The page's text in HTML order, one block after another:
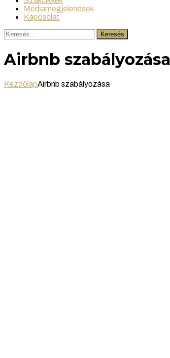
Médiamegjelenések
Kapcsolat
Keresés
Airbnb szabályozása
KezdőlapAirbnb szabályozása